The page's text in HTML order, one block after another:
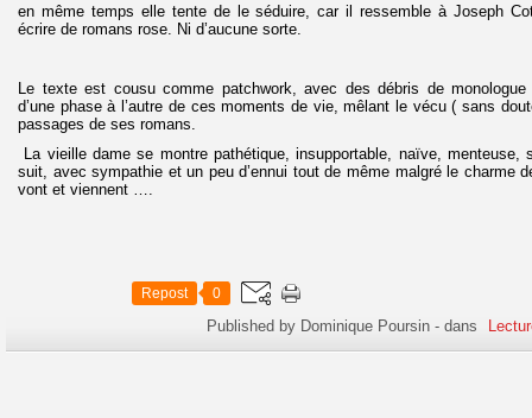
en même temps elle tente de le séduire, car il ressemble à Joseph
écrire de romans rose. Ni d’aucune sorte.
Le texte est cousu comme patchwork, avec des débris de
d’une phase à l’autre de ces moments de vie, mêlant le vécu ( sans
passages de ses romans.
La vieille dame se montre pathétique, insupportable, naïve, menteuse,
suit, avec sympathie et un peu d’ennui tout de même malgré le charme
vont et viennent ….
Repost 0
Published by Dominique Poursin -dans